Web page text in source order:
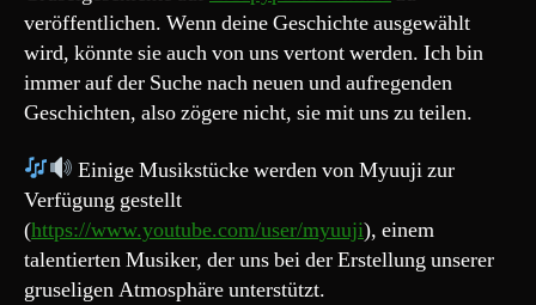
veröffentlichen. Wenn deine Geschichte ausgewählt
wird, könnte sie auch von uns vertont werden. Ich bin
immer auf der Suche nach neuen und aufregenden
Geschichten, also zögere nicht, sie mit uns zu teilen.
Einige Musikstücke werden von Myuuji zur
Verfügung gestellt
(https://www.youtube.com/user/myuuji), einem
talentierten Musiker, der uns bei der Erstellung unserer
gruseligen Atmosphäre unterstützt.